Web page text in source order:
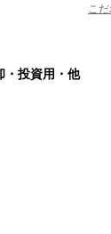
こ
・投資用・他